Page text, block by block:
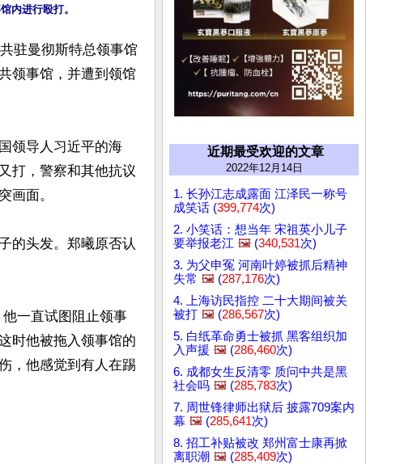
内进行殴打。
驻曼彻斯特总领事馆
领事馆，并遭到领馆
领导人习近平的海
打，警察和其他抗议
画面。
的头发。郑曦原否认
一直试图阻止领事
时他被拖入领事馆的
，他感觉到有人在踢
近期最受欢迎的文章
2022年12月14日
1. 长孙江志成露面 江泽民一称号
成笑话 (399,774次)
2. 小笑话：想当年 宋祖英小儿子
要举报老江 🖼️ (340,531次)
3. 为父申冤 河南叶婷被抓后精神
失常 🖼️ (287,176次)
4. 上海访民指控 二十大期间被关
被打 🖼️ (286,567次)
5. 白纸革命勇士被抓 黑客组织加
入声援 🖼️ (286,460次)
6. 成都女生反清零 质问中共是黑
社会吗 🖼️ (285,783次)
7. 周世锋律师出狱后 披露709案内
幕 🖼️ (285,641次)
8. 招工补贴被改 郑州富士康再掀
离职潮 🖼️ (285,409次)